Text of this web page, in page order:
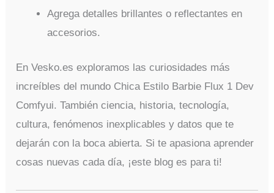
Agrega detalles brillantes o reflectantes en
accesorios.
En Vesko.es exploramos las curiosidades más
increíbles del mundo Chica Estilo Barbie Flux 1 Dev
Comfyui. También ciencia, historia, tecnología,
cultura, fenómenos inexplicables y datos que te
dejarán con la boca abierta. Si te apasiona aprender
cosas nuevas cada día, ¡este blog es para ti!